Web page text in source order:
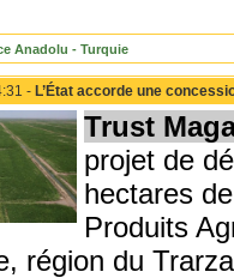
Anadolu - Turquie
- L’État accorde une
Trust
projet de
hectares
Produits
région du